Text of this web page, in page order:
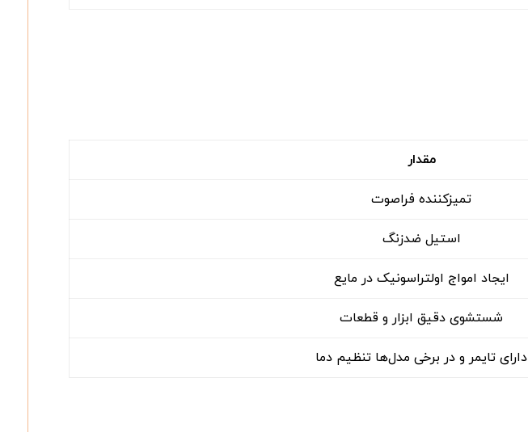
مقدار
تمیزکننده فراصوت
استیل ضدزنگ
ایجاد امواج اولتراسونیک در مایع
شستشوی دقیق ابزار و قطعات
دارای تایمر و در برخی مدل‌ها تنظیم دما